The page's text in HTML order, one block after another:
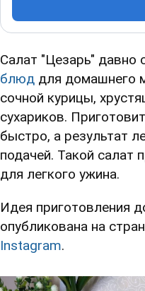
Салат "Цезарь" давно
блюд для домашнего
сочной курицы,
сухариков.
быстро, а результат
подачей. Такой салат
для легкого ужина.
Идея приготовления
опубликована на
Instagram.